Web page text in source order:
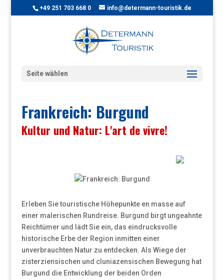
+49 251 703 668 0 info@determann-touristik.de
Seite wählen
Frankreich: Burgund
Kultur und Natur: L'art de vivre!
Erleben Sie touristische Höhepunkte en masse auf
einer malerischen Rundreise. Burgund birgt ungeahnte
Reichtümer und lädt Sie ein, das eindrucksvolle
historische Erbe der Region inmitten einer
unverbrauchten Natur zu entdecken. Als Wiege der
zisterziensischen und cluniazensischen Bewegung hat
Burgund die Entwicklung der beiden Orden